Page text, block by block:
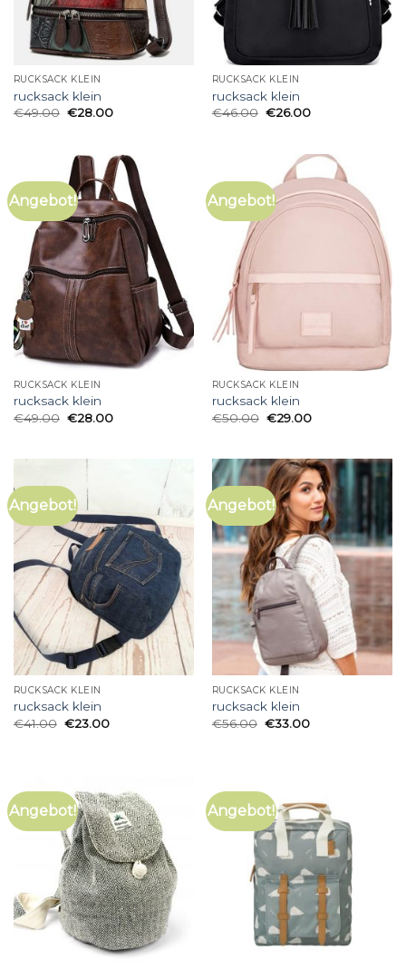
RUCKSACK KLEIN
rucksack klein
€49.00 €28.00
RUCKSACK KLEIN
rucksack klein
€46.00 €26.00
Angebot!
RUCKSACK KLEIN
rucksack klein
€49.00 €28.00
Angebot!
RUCKSACK KLEIN
rucksack klein
€50.00 €29.00
Angebot!
RUCKSACK KLEIN
rucksack klein
€41.00 €23.00
Angebot!
RUCKSACK KLEIN
rucksack klein
€56.00 €33.00
Angebot! Angebot!